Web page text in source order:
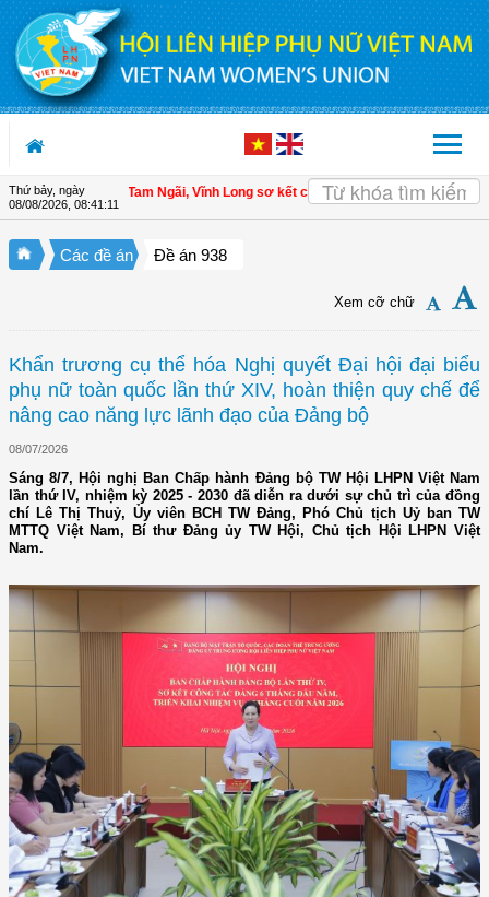
Truy cập nội dung luôn
Thứ bảy, ngày
08/08/2026, 08:41:13
xã Tam Ngãi, Vĩnh Long sơ kết công tác Hội và phong trào phụ nữ 6
Các đề án Đề án 938
Xem cỡ chữ
Khẩn trương cụ thể hóa Nghị quyết Đại hội đại biểu
phụ nữ toàn quốc lần thứ XIV, hoàn thiện quy chế để
nâng cao năng lực lãnh đạo của Đảng bộ
08/07/2026
Sáng 8/7, Hội nghị Ban Chấp hành Đảng bộ TW Hội LHPN Việt Nam
lần thứ IV, nhiệm kỳ 2025 - 2030 đã diễn ra dưới sự chủ trì của đồng
chí Lê Thị Thuỷ, Ủy viên BCH TW Đảng, Phó Chủ tịch Uỷ ban TW
MTTQ Việt Nam, Bí thư Đảng ủy TW Hội, Chủ tịch Hội LHPN Việt
Nam.